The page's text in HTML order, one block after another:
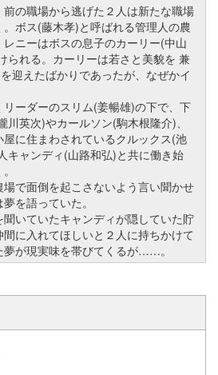
の職場から逃げた２人は新たな職場
ボス(藤木孝)と呼ばれる管理人の農
ニーはボスの息子のカーリー(中山
られる。カーリーは若さと美貌を 兼
迎えたばかりであったが、なぜかイ
ーダーのスリム(姜暢雄)の下で、下
英次)やカールソン(駒木根隆介)、
に住まわされているクルックス(池
キャンディ(山路和弘)と共に働き始
で面倒を起こさないよう言い聞かせ
を語っていた。
いていたキャンディが隠していた貯
に入れてほしいと２人に持ちかけて
夢が現実味を帯びてくるが……。